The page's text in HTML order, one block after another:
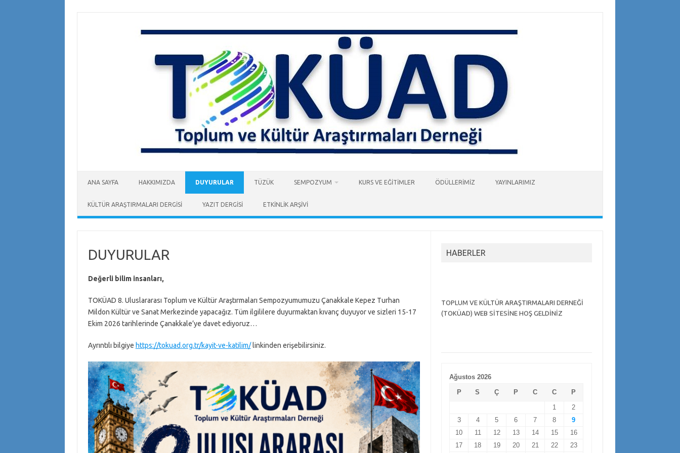
ANA SAYFA HAKKIMIZDA DUYURULAR TÜZÜK SEMPOZYUM KURS VE EĞİTİMLER ÖDÜLLERİMİZ YAYINLARIMIZ
KÜLTÜR ARAŞTIRMALARI DERGİSİ YAZIT DERGİSİ ETKİNLİK ARŞİVİ
DUYURULAR
Değerli bilim insanları,
TOKÜAD 8. Uluslararası Toplum ve Kültür Araştırmaları Sempozyumumuzu Çanakkale Kepez Turhan
Mildon Kültür ve Sanat Merkezinde yapacağız. Tüm ilgililere duyurmaktan kıvanç duyuyor ve sizleri 15-17
Ekim 2026 tarihlerinde Çanakkale’ye davet ediyoruz…
Ayrıntılı bilgiye https://tokuad.org.tr/kayit-ve-katilim/linkinden erişebilirsiniz.
HABERLER
(TOKÜAD) WEB SİTESİNE HOŞ GELDİNİZ
Ağustos 2026
P
S Ç P C C
P
1
2
3
4 5 6 7 8
9
10
11 12 13 14 15
16
17
18 19 20 21 22 23